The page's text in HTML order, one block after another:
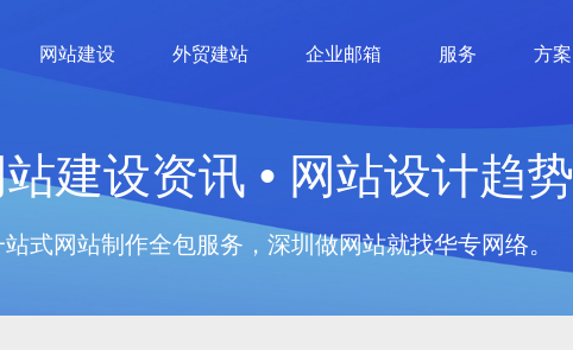
网站建设 外贸建站 企业邮箱 服务 方案
建设资讯 • 网站设计趋势
站式网站制作全包服务，深圳做网站就找华专网络。